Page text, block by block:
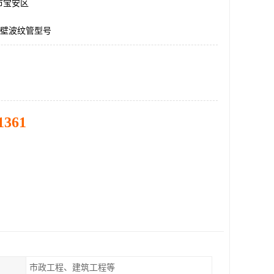
宝安区
波纹管型号
市政工程、建筑工程等